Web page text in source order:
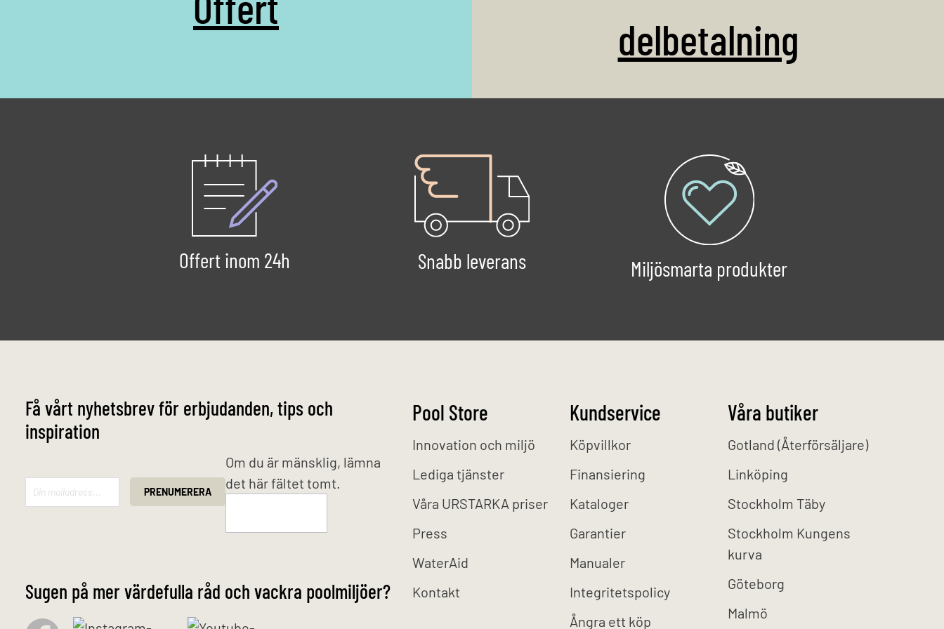
temperaturgivare, Wifi-kit
samt anborrningsbyglar.
paketpriset:
delbetalning
Offert inom 24h Snabb leverans Miljösmarta produkter
Få vårt nyhetsbrev för erbjudanden, tips och
inspiration
PRENUMERERA
Om du är mänsklig, lämna
det här fältet tomt.
Sugen på mer värdefulla råd och vackra poolmiljöer?
Pool Store
Innovation och miljö
Lediga tjänster
Våra URSTARKA priser
Press
WaterAid
Kontakt
Kundservice
Köpvillkor
Finansiering
Kataloger
Garantier
Manualer
Integritetspolicy
Ångra ett köp
Våra butiker
Gotland (Återförsäljare)
Linköping
Stockholm Täby
Stockholm Kungens
kurva
Göteborg
Malmö